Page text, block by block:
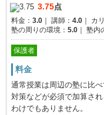
3.75点
料金： 3.0 講師： 4.0 カ
塾の周りの環境： 5.0 塾内
保護者
料金
通常授業は周辺の塾に比
対策などが必須で加算さ
わけでもありません。